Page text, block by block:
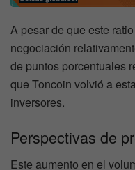
A pesar de que este
negociación
de puntos porcentuales
que Toncoin volvió a
inversores.
Perspectivas de
Este aumento en el